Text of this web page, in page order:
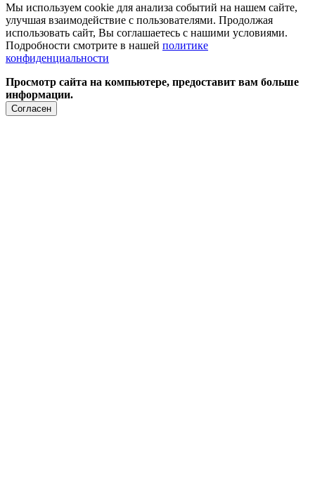
Мы используем cookie для анализа событий на нашем сайте,
улучшая взаимодействие с пользователями. Продолжая
использовать сайт, Вы соглашаетесь с нашими условиями.
Подробности смотрите в нашей политике
конфиденциальности
Просмотр сайта на компьютере, предоставит вам больше
информации.
Согласен